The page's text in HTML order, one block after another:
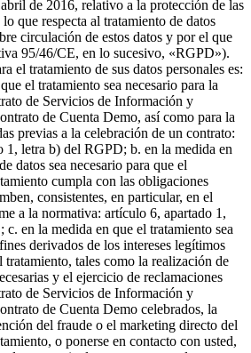
de 2016, relativo a la protección de las
que respecta al tratamiento de datos
circulación de estos datos y por el que
95/46/CE, en lo sucesivo, «RGPD»).
el tratamiento de sus datos personales es:
el tratamiento sea necesario para la
de Servicios de Información y
de Cuenta Demo, así como para la
previas a la celebración de un contrato:
1, letra b) del RGPD; b. en la medida en
datos sea necesario para que el
cumpla con las obligaciones
consistentes, en particular, en el
a la normativa: artículo 6, apartado 1,
en la medida en que el tratamiento sea
derivados de los intereses legítimos
tratamiento, tales como la realización de
y el ejercicio de reclamaciones
de Servicios de Información y
de Cuenta Demo celebrados, la
del fraude o el marketing directo del
o ponerse en contacto con usted,